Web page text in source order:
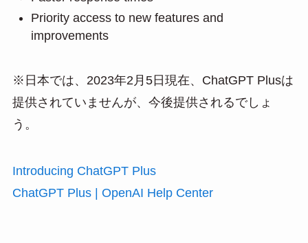
Priority access to new features and
improvements
※日本では、2023年2月5日現在、ChatGPT Plusは
提供されていませんが、今後提供されるでしょ
う。
Introducing ChatGPT Plus
ChatGPT Plus | OpenAI Help Center